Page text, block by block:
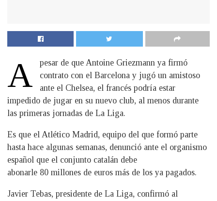
A
pesar de que Antoine Griezmann ya firmó
contrato con el Barcelona y jugó un amistoso
ante el Chelsea, el francés podría estar
impedido de jugar en su nuevo club, al menos durante
las primeras jornadas de La Liga.
Es que el Atlético Madrid, equipo del que formó parte
hasta hace algunas semanas, denunció ante el organismo
español que el conjunto catalán debe
abonarle 80 millones de euros más de los ya pagados.
Javier Tebas, presidente de La Liga, confirmó al